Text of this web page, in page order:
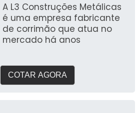
A L3 Construções Metálicas
é uma empresa fabricante
de corrimão que atua no
mercado há anos
COTAR AGORA